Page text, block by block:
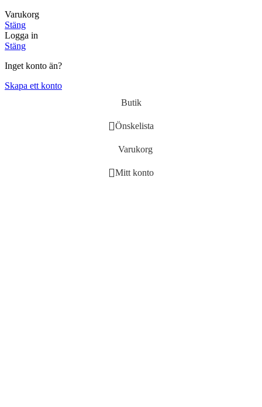
Varukorg
Stäng
Logga in
Stäng
Inget konto än?
Skapa ett konto
Butik
Önskelista
Varukorg
Mitt konto